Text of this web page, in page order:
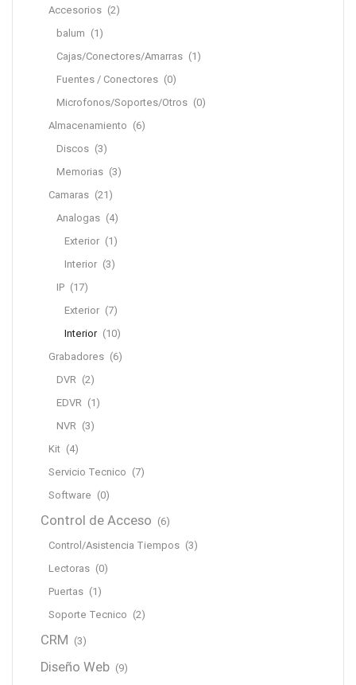
Accesorios (2)
balum (1)
Cajas/Conectores/Amarras (1)
Fuentes / Conectores (0)
Microfonos/Soportes/Otros (0)
Almacenamiento (6)
Discos (3)
Memorias (3)
Camaras (21)
Analogas (4)
Exterior (1)
Interior (3)
IP (17)
Exterior (7)
Interior (10)
Grabadores (6)
DVR (2)
EDVR (1)
NVR (3)
Kit (4)
Servicio Tecnico (7)
Software (0)
Control de Acceso (6)
Control/Asistencia Tiempos (3)
Lectoras (0)
Puertas (1)
Soporte Tecnico (2)
CRM (3)
Diseño Web (9)